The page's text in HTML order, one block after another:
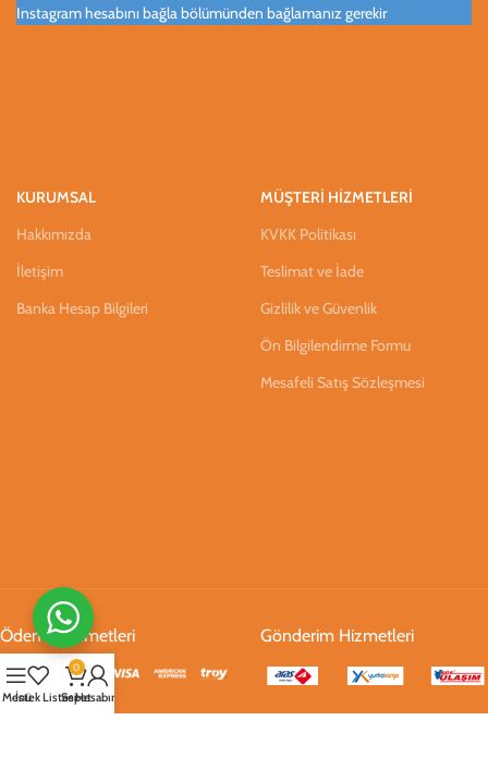
Instagram hesabını bağla bölümünden bağlamanız gerekir
KURUMSAL
Hakkımızda
İletişim
Banka Hesap Bilgileri
MÜŞTERİ HİZMETLERİ
KVKK Politikası
Teslimat ve İade
Gizlilik ve Güvenlik
Ön Bilgilendirme Formu
Mesafeli Satış Sözleşmesi
Ödeme Hizmetleri Gönderim Hizmetleri
Menüİstek Listesi
0
SepetHesabım